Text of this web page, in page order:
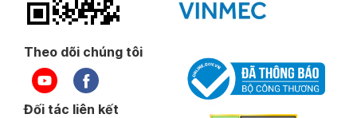
Theo dõi chúng tôi
Đối tác liên kết